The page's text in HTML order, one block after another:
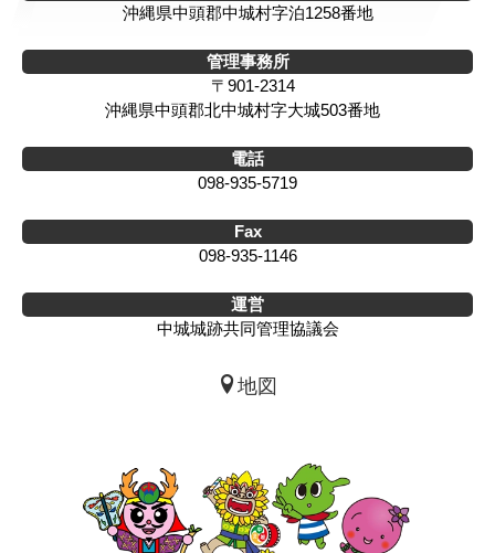
沖縄県中頭郡中城村字泊1258番地
管理事務所
〒901-2314
沖縄県中頭郡北中城村字大城503番地
電話
098-935-5719
Fax
098-935-1146
運営
中城城跡共同管理協議会
地図